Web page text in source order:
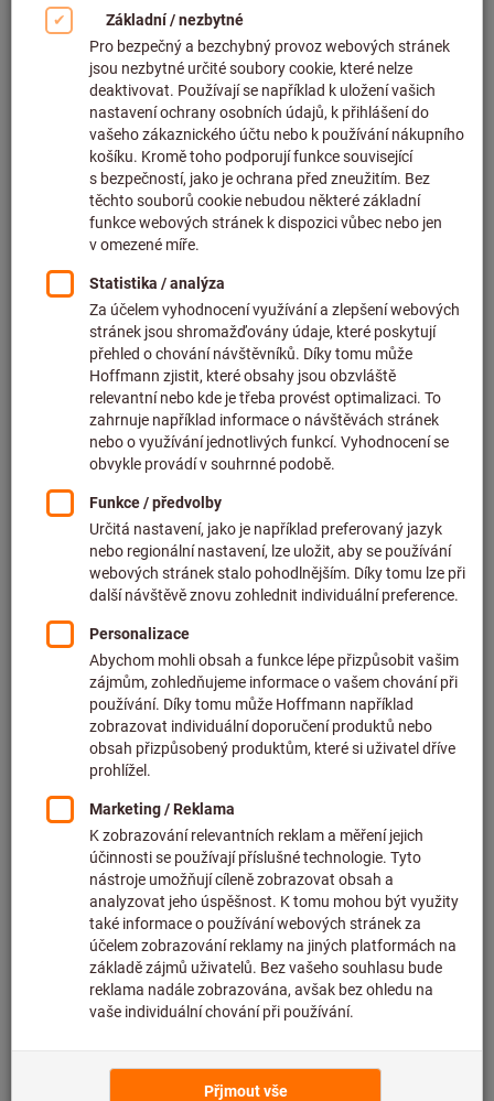
obráběcích nástrojů.
PŘEBROUŠENÍ NÁSTROJŮ OD
HOFFMANN GROUP
Vaše obráběcí nástroje při přebrušování v těch nejlepších
rukou.
Výrobce přímo na místě.
Profesionální tým specialistů.
Solidní poradenství.
Nejvyšší pečlivost při
před broušením z hlediska způsobu a rozsahu, a také z
hlediska rentability potřebné renovace. Nástroje, které již
nelze přebrousit (nebo jen za cenu příliš vysokých nákladů),
obdržíte zpět označené a bezplatně.
Uvedeme váš nástroj opět do nejlepší formy. Nechte si od
nás nabrousit své obráběcí nástroje. Protože nic není tak
dobré jako originál.
VAŠE VÝHODY